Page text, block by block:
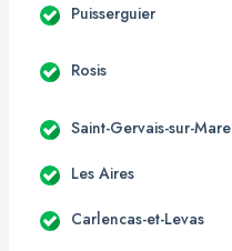
Puisserguier
Rosis
Saint-Gervais-sur-Mare
Les Aires
Carlencas-et-Levas